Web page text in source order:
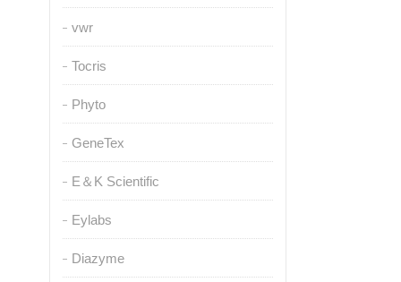
vwr
Tocris
Phyto
GeneTex
E＆K Scientific
Eylabs
Diazyme